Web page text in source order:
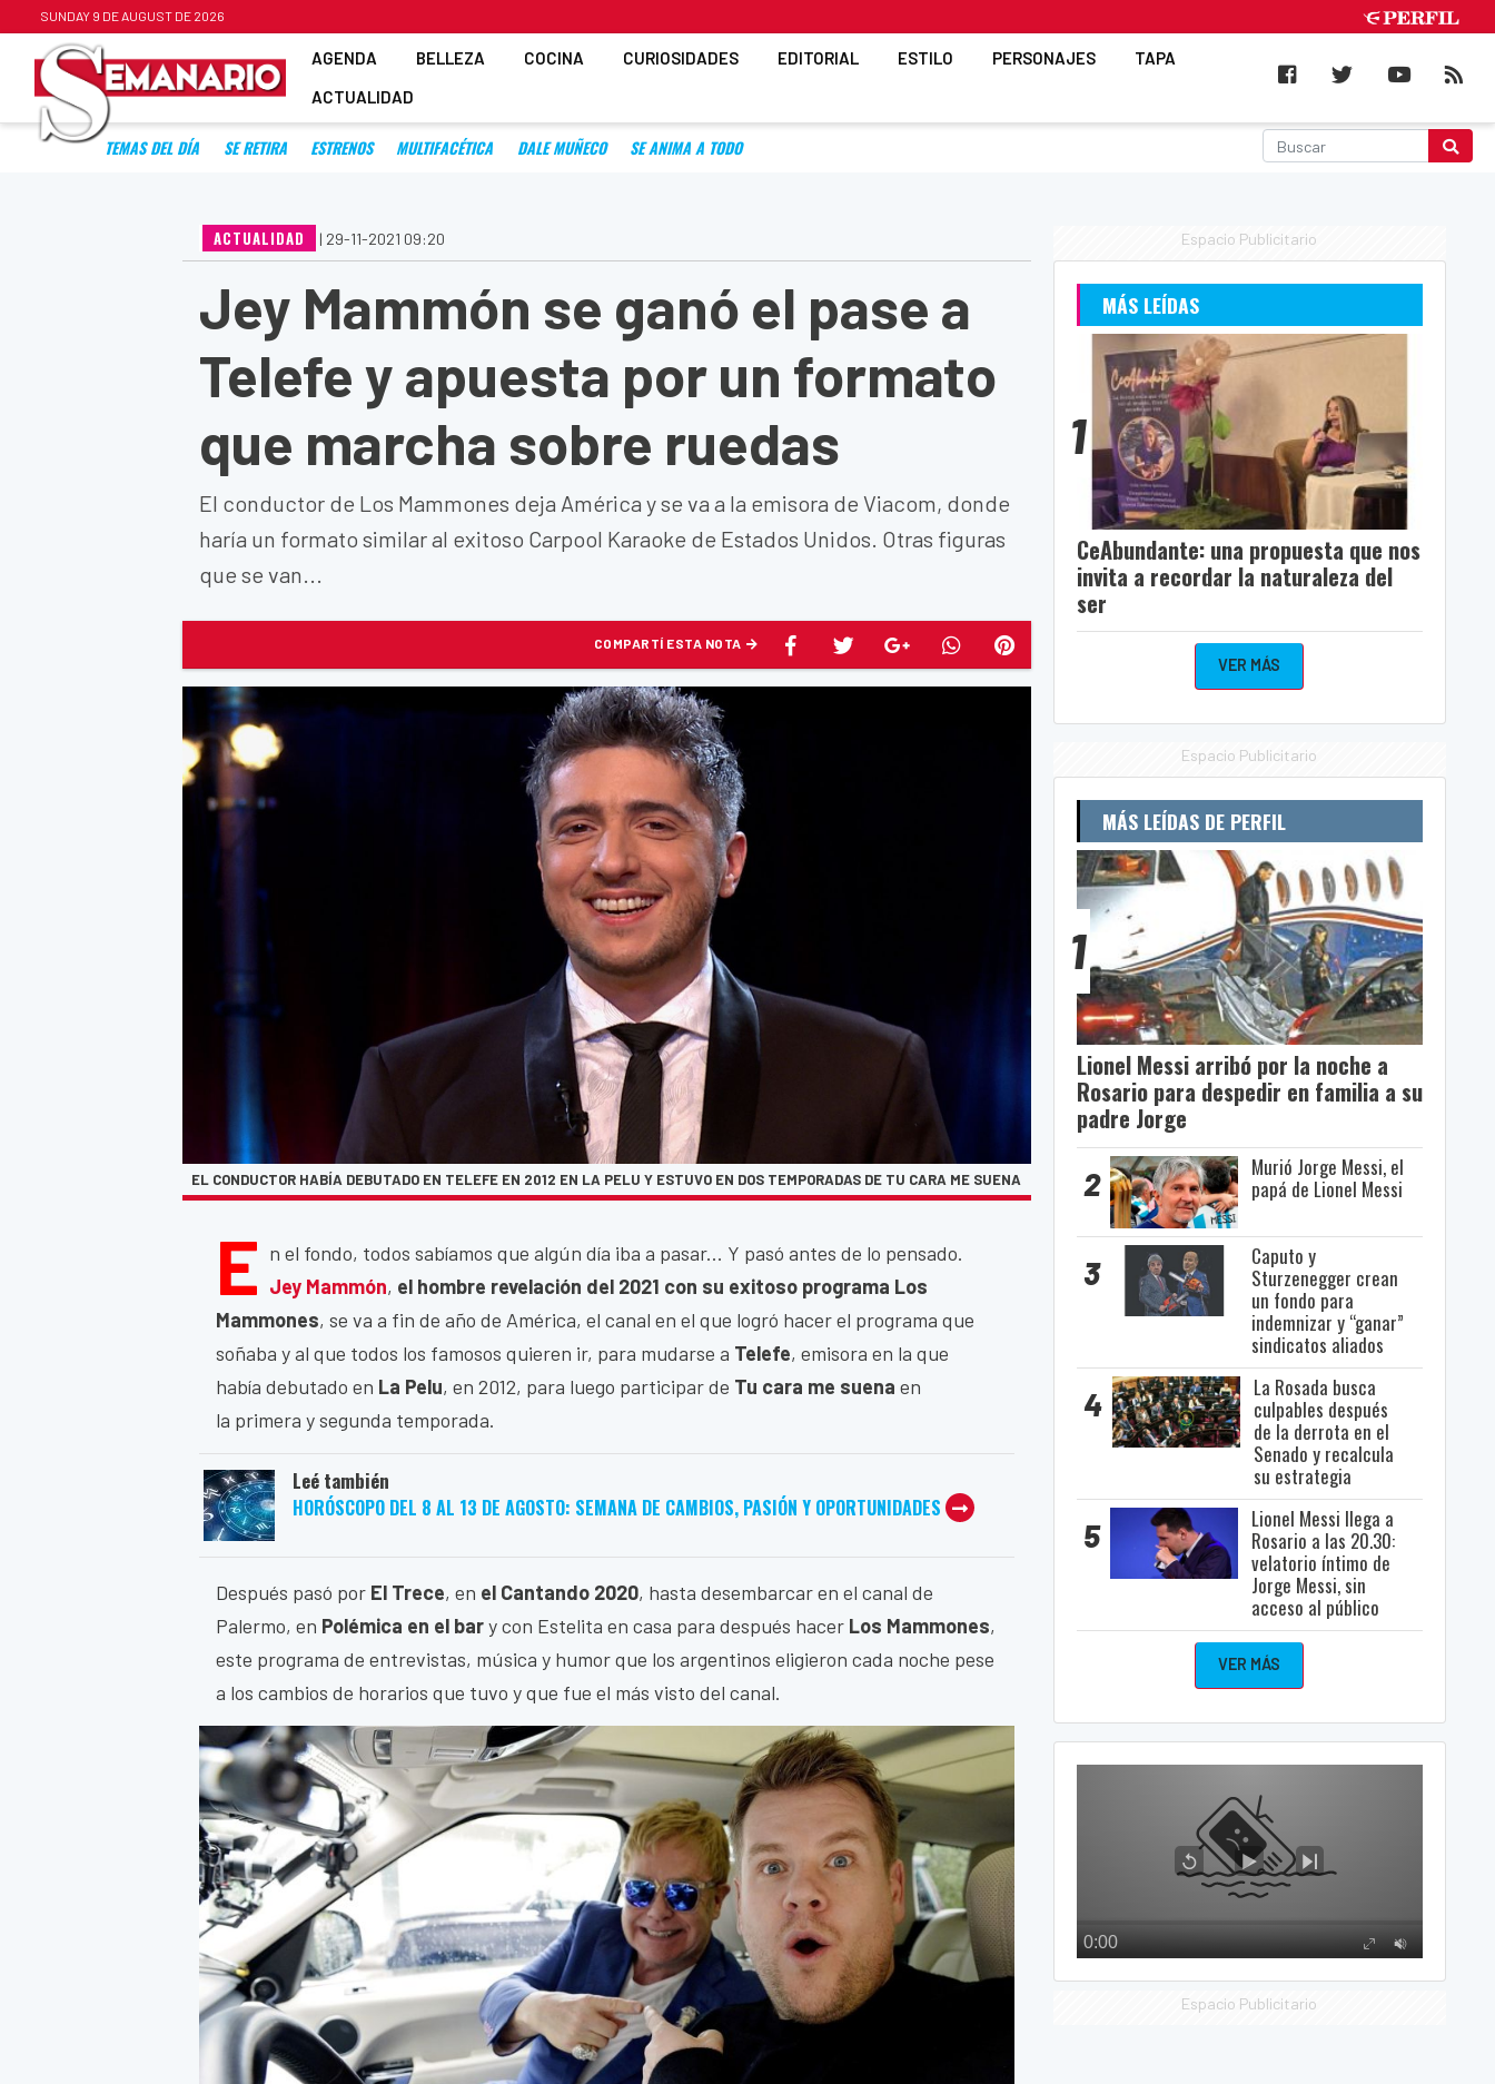
SUNDAY 9 DE AUGUST DE 2026
AGENDA BELLEZA COCINA CURIOSIDADES EDITORIAL ESTILO PERSONAJES
TAPA
ACTUALIDAD
TEMAS DEL DÍA SE RETIRA ESTRENOS MULTIFACÉTICA DALE MUÑECO SE ANIMA A TODO
ACTUALIDAD | 29-11-2021 09:20
Jey Mammón se ganó el pase a
Telefe y apuesta por un formato
que marcha sobre ruedas
El conductor de Los Mammones deja América y se va a la emisora de Viacom, donde
haría un formato similar al exitoso Carpool Karaoke de Estados Unidos. Otras figuras
que se van...
COMPARTÍ ESTA NOTA
EL CONDUCTOR HABÍA DEBUTADO EN TELEFE EN 2012 EN LA PELU Y ESTUVO EN DOS TEMPORADAS DE TU CARA ME SUENA
E n el fondo, todos sabíamos que algún día iba a pasar... Y pasó antes de lo pensado.
Jey Mammón, el hombre revelación del 2021 con su exitoso programa Los
Mammones, se va a fin de año de América, el canal en el que logró hacer el programa que
soñaba y al que todos los famosos quieren ir, para mudarse a Telefe, emisora en la que
había debutado en La Pelu, en 2012, para luego participar de Tu cara me suena en
la primera y segunda temporada.
Leé también
HORÓSCOPO DEL 8 AL 13 DE AGOSTO: SEMANA DE CAMBIOS, PASIÓN Y OPORTUNIDADES
Después pasó por El Trece, en el Cantando 2020, hasta desembarcar en el canal de
Palermo, en Polémica en el bary con Estelita en casa para después hacer Los Mammones,
este programa de entrevistas, música y humor que los argentinos eligieron cada noche pese
a los cambios de horarios que tuvo y que fue el más visto del canal.
Espacio Publicitario
MÁS LEÍDAS
1
CeAbundante: una propuesta que nos
invita a recordar la naturaleza del
ser
VER MÁS
Espacio Publicitario
MÁS LEÍDAS DE PERFIL
1
Lionel Messi arribó por la noche a
Rosario para despedir en familia a su
padre Jorge
2
Murió Jorge Messi, el
papá de Lionel Messi
3
Caputo y
Sturzenegger crean
un fondo para
indemnizar y “ganar”
sindicatos aliados
4
La Rosada busca
culpables después
de la derrota en el
Senado y recalcula
su estrategia
5
Lionel Messi llega a
Rosario a las 20.30:
velatorio íntimo de
Jorge Messi, sin
acceso al público
VER MÁS
Espacio Publicitario